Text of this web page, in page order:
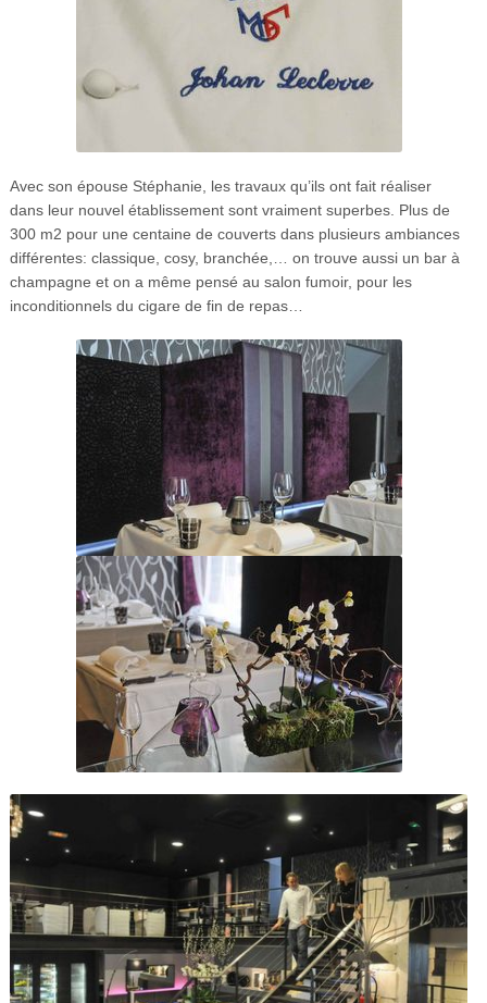
Avec son épouse Stéphanie, les travaux qu’ils ont fait réaliser
dans leur nouvel établissement sont vraiment superbes. Plus de
300 m2 pour une centaine de couverts dans plusieurs ambiances
différentes: classique, cosy, branchée,… on trouve aussi un bar à
champagne et on a même pensé au salon fumoir, pour les
inconditionnels du cigare de fin de repas…